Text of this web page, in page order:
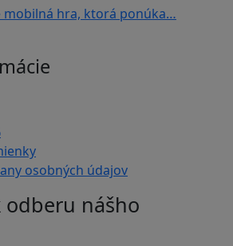
mobilná hra, ktorá ponúka…
osobných údajov
odberu nášho